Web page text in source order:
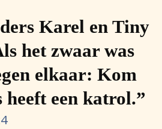
Karel en Tiny
het zwaar was
elkaar: Kom
heeft een katrol.”